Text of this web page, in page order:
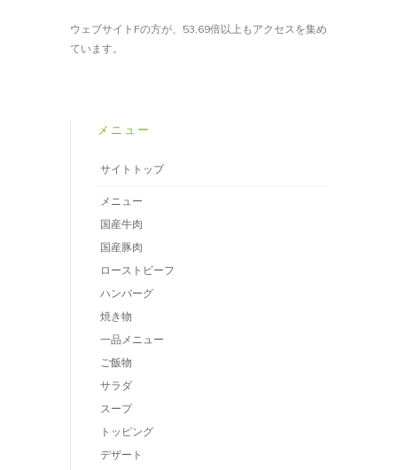
ウェブサイトFの方が、53,69倍以上もアクセスを集め
ています。
メニュー
サイトトップ
メニュー
国産牛肉
国産豚肉
ローストビーフ
ハンバーグ
焼き物
一品メニュー
ご飯物
サラダ
スープ
トッピング
デザート